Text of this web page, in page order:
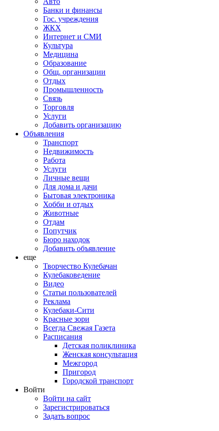
Банки и финансы
Гос. учреждения
ЖКХ
Интернет и СМИ
Культура
Медицина
Образование
Общ. организации
Отдых
Промышленность
Связь
Торговля
Услуги
Добавить организацию
Объявления
Транспорт
Недвижимость
Работа
Услуги
Личные вещи
Для дома и дачи
Бытовая электроника
Хобби и отдых
Животные
Отдам
Попутчик
Бюро находок
Добавить объявление
еще
Творчество Кулебачан
Кулебаковедение
Видео
Статьи пользователей
Реклама
Кулебаки-Сити
Красные зори
Всегда Свежая Газета
Расписания
Детская поликлиника
Женская консультация
Межгород
Пригород
Городской транспорт
Войти
Войти на сайт
Зарегистрироваться
Задать вопрос